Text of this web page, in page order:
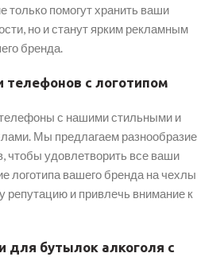
только помогут хранить ваши
но и станут ярким рекламным
бренда.
телефонов с логотипом
с нашими стильными и
Мы предлагаем разнообразие
чтобы удовлетворить все ваши
логотипа вашего бренда на чехлы
репутацию и привлечь внимание к
для бутылок алкоголя с